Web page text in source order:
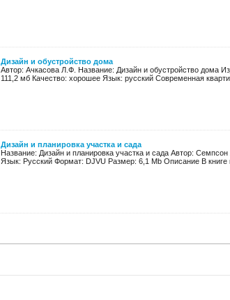
Дизайн и обустройство дома
Автор: Ачкасова Л.Ф. Название: Дизайн и обустройство дома
111,2 мб Качество: хорошее Язык: русский Современная
Дизайн и планировка участка и сада
Название: Дизайн и планировка участка и сада Автор:
Язык: Русский Формат: DJVU Размер: 6,1 Мb Описание В